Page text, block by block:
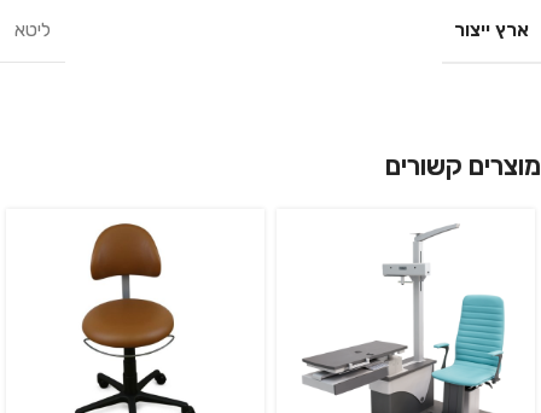
ארץ ייצור ליטא
מוצרים קשורים